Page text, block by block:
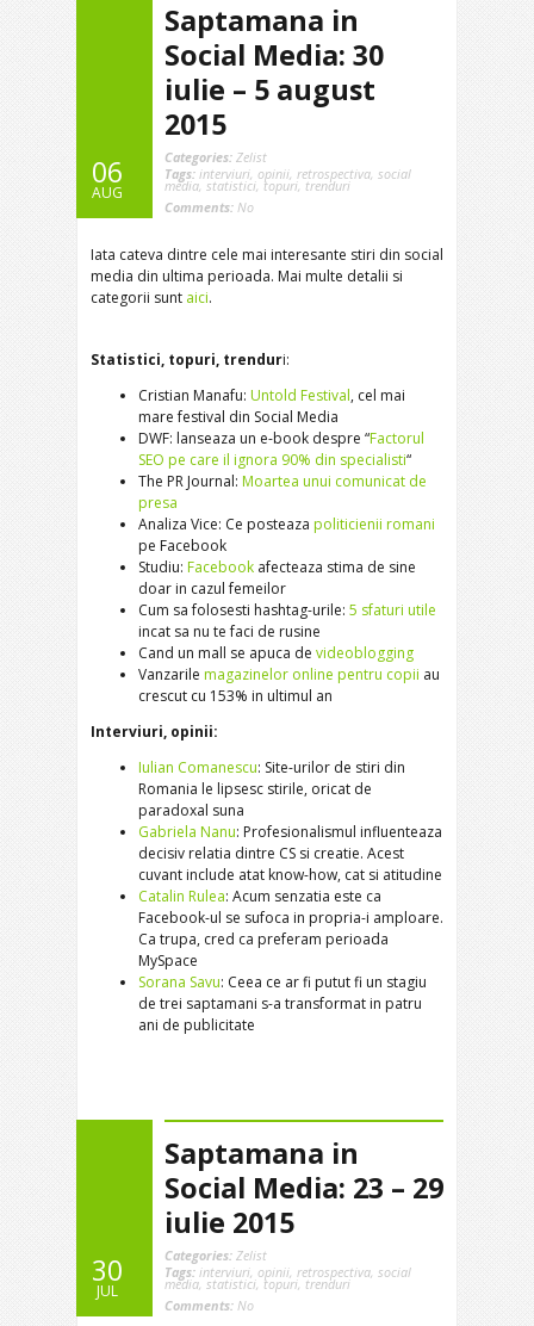
06
AUG
Saptamana in
Social Media: 30
iulie – 5 august
2015
Categories: Zelist
Tags: interviuri, opinii, retrospectiva, social
media, statistici, topuri, trenduri
Comments: No
Iata cateva dintre cele mai interesante stiri din social
media din ultima perioada. Mai multe detalii si
categorii sunt aici.
Statistici, topuri, trenduri:
Cristian Manafu: Untold Festival, cel mai
mare festival din Social Media
DWF: lanseaza un e-book despre “Factorul
SEO pe care il ignora 90% din specialisti“
The PR Journal: Moartea unui comunicat de
presa
Analiza Vice: Ce posteaza politicienii romani
pe Facebook
Studiu: Facebook afecteaza stima de sine
doar in cazul femeilor
Cum sa folosesti hashtag-urile: 5 sfaturi utile
incat sa nu te faci de rusine
Cand un mall se apuca de videoblogging
Vanzarile magazinelor online pentru copii au
crescut cu 153% in ultimul an
Interviuri, opinii:
Iulian Comanescu: Site-urilor de stiri din
Romania le lipsesc stirile, oricat de
paradoxal suna
Gabriela Nanu: Profesionalismul influenteaza
decisiv relatia dintre CS si creatie. Acest
cuvant include atat know-how, cat si atitudine
Catalin Rulea: Acum senzatia este ca
Facebook-ul se sufoca in propria-i amploare.
Ca trupa, cred ca preferam perioada
MySpace
Sorana Savu: Ceea ce ar fi putut fi un stagiu
de trei saptamani s-a transformat in patru
ani de publicitate
30
JUL
Saptamana in
Social Media: 23 – 29
iulie 2015
Categories: Zelist
Tags: interviuri, opinii, retrospectiva, social
media, statistici, topuri, trenduri
Comments: No